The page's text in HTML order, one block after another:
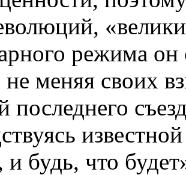
режима
не меняя своих
последнего
будь, что